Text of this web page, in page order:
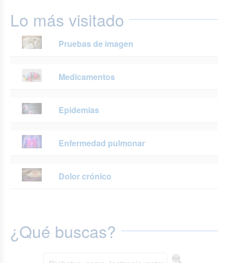
Lo más visitado
Pruebas de imagen
Medicamentos
Epidemias
Enfermedad pulmonar
Dolor crónico
¿Qué buscas?